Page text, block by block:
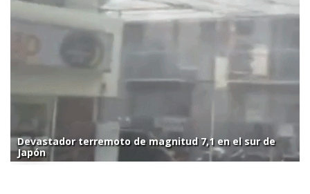
Devastador terremoto de magnitud 7,1 en el sur de
Japón